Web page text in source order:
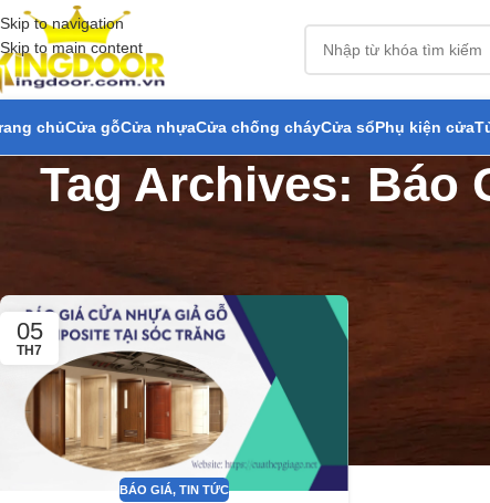
Skip to navigation
Skip to main content
chủCửa gỗCửa nhựaCửa chống cháyCửa sổPhụ kiện cửa
Tag Archives: Báo
05
TH7
BÁO GIÁ, TIN TỨC